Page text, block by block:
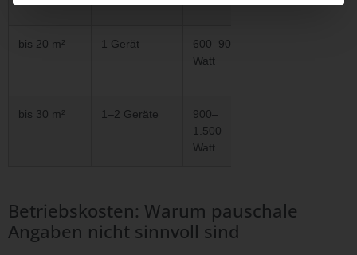
€
bis 20 m² 1 Gerät
600–900
Watt
bis 30 m² 1–2 Geräte
900–
1.500
Watt
Betriebskosten: Warum pauschale
Angaben nicht sinnvoll sind